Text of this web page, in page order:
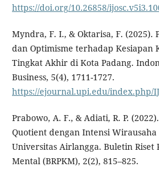
https://doi.org/10.26858/
Myndra, F. I., & Oktarisa, F. (2025).
dan Optimisme terhadap Kesiapan
Tingkat Akhir di Kota Padang.
Business, 5(4), 1711-1727.
https://ejournal.upi.edu/index.php/
Prabowo, A. F., & Adiati, R. P.
Quotient dengan Intensi Wirausaha
Universitas Airlangga. Buletin Riset
Mental (BRPKM), 2(2), 815–825.